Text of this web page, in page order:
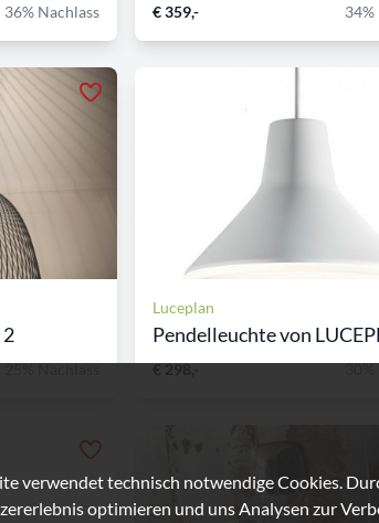
36% Nachlass € 359,- 34%
25% Nachlass
Luceplan
Pendelleuchte von
€ 298,- 30%
verwendet technisch notwendige Cookies.
optimieren und uns Analysen zur